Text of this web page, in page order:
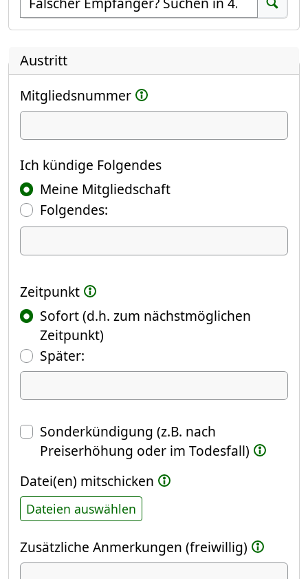
Suchen
Austritt
Mitgliedsnummer
Ich kündige
Ich kündige Folgendes
Meine Mitgliedschaft
Folgendes:
Ich kündige Folgendes
Zeitpunkt
Sofort (d.h. zum nächstmöglichen
Zeitpunkt)
Später:(Fokus springt automatisch ins
Datum
Sonderkündigung (z.B. nach
Preiserhöhung oder im Todesfall)
Datei(en) mitschicken
Dateien auswählen
Zusätzliche Anmerkungen (freiwillig)